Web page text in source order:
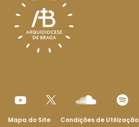
Mapa do Site Condições de Utilização